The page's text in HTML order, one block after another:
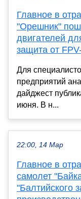
Главное в
"Орешник"
двигателей
защита от
Для
предприятий
дайджест
июня. В н...
22:00, 14 Мар
Главное в
самолет
"Балтийского